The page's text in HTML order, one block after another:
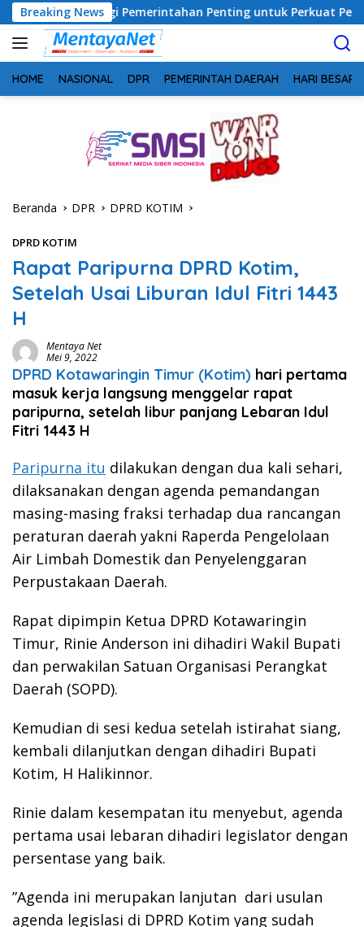
Langsung
ke
konten
Breaking News
Pemerintahan Penting untuk Perkuat Pembangunan
HOME NASIONAL DPR PEMERINTAH DAERAH HARI BESAR
Beranda DPR DPRD KOTIM
DPRD KOTIM
Rapat Paripurna DPRD Kotim,
Setelah Usai Liburan Idul Fitri 1443
H
Mentaya Net
Mei 9, 2022
DPRD Kotawaringin Timur (Kotim) hari pertama
masuk kerja langsung menggelar rapat
paripurna, setelah libur panjang Lebaran Idul
Fitri 1443 H
Paripurna itu dilakukan dengan dua kali sehari,
dilaksanakan dengan agenda pemandangan
masing-masing fraksi terhadap dua rancangan
peraturan daerah yakni Raperda Pengelolaan
Air Limbah Domestik dan Penyelenggaran
Perpustakaan Daerah.
Rapat dipimpin Ketua DPRD Kotawaringin
Timur, Rinie Anderson ini dihadiri Wakil Bupati
dan perwakilan Satuan Organisasi Perangkat
Daerah (SOPD).
Kemudian di sesi kedua setelah istirahat siang,
kembali dilanjutkan dengan dihadiri Bupati
Kotim, H Halikinnor.
Rinie dalam kesempatan itu menyebut, agenda
pertama usai lebaran dihadiri legislator dengan
persentase yang baik.
”Agenda ini merupakan lanjutan dari usulan
agenda legislasi di DPRD Kotim yang sudah